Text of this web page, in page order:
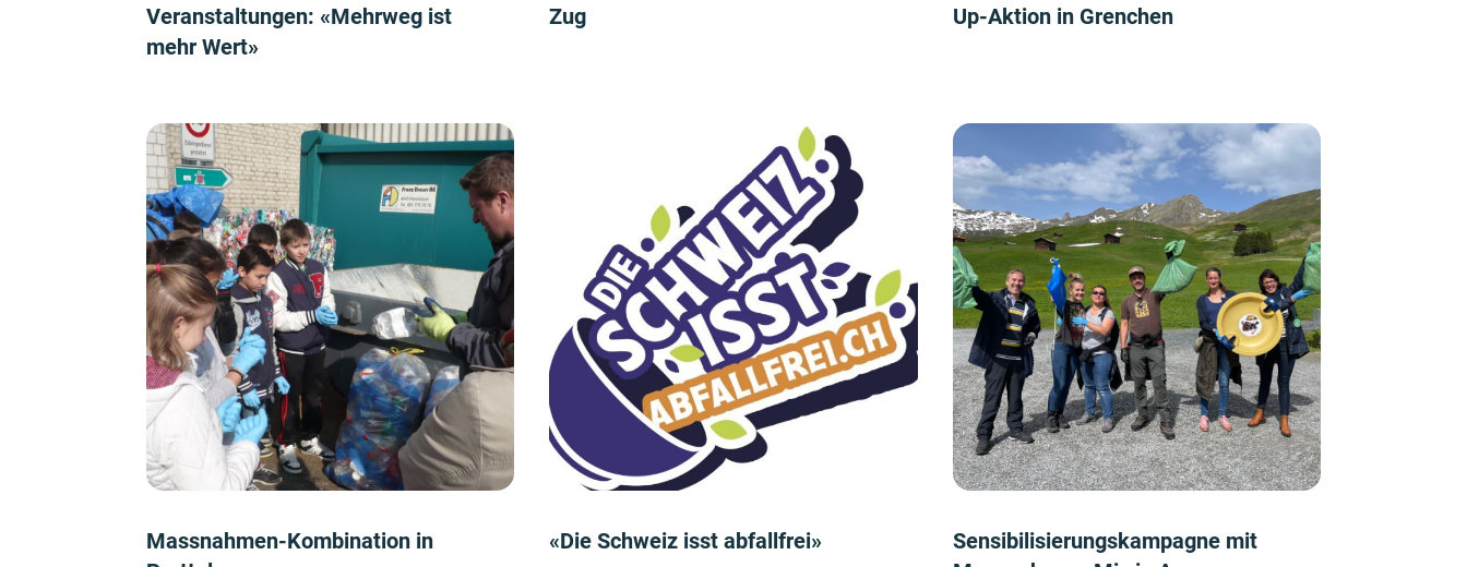
Veranstaltungen: «Mehrweg ist
mehr Wert»
Zug
Up-Aktion in Grenchen
Massnahmen-Kombination in
«Die Schweiz isst abfallfrei»
Sensibilisierungskampagne mit